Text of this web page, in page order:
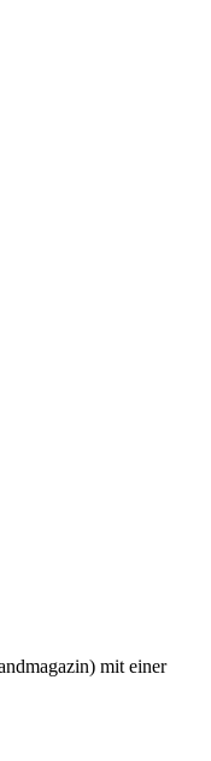
mit einer